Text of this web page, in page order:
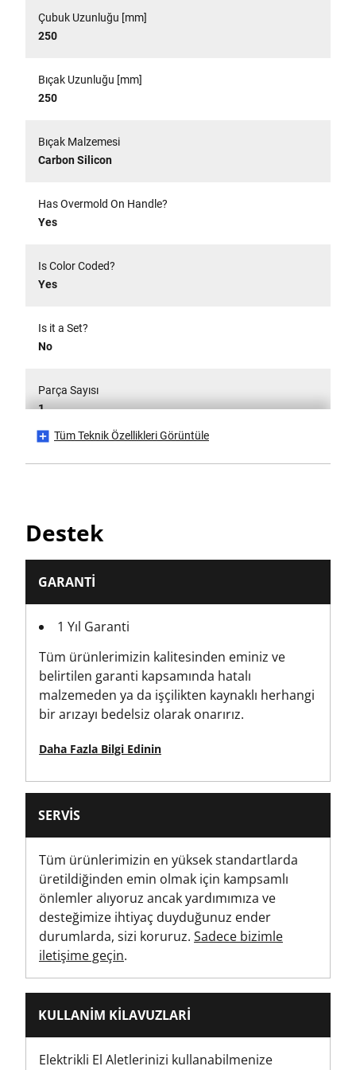
Çubuk Uzunluğu [mm]
250
Bıçak Uzunluğu [mm]
250
Bıçak Malzemesi
Carbon Silicon
Has Overmold On Handle?
Yes
Is Color Coded?
Yes
Is it a Set?
No
Parça Sayısı
1
PH2
Ürün Yüksekliği [mm]
412
Ürün Paketleme Stili
Asılı Kart
6
Brüt Ürün Ağırlığı [g]
117
Ürün Genişliği [mm]
Tornavida Kolu Tipi
Tüm Teknik Özellikleri Görüntüle
Destek
GARANTI
1 Yıl Garanti
Tüm ürünlerimizin kalitesinden eminiz ve
belirtilen garanti kapsamında hatalı
malzemeden ya da işçilikten kaynaklı herhangi
bir arızayı bedelsiz olarak onarırız.
Daha Fazla Bilgi Edinin
SERVIS
Tüm ürünlerimizin en yüksek standartlarda
üretildiğinden emin olmak için kampsamlı
önlemler alıyoruz ancak yardımımıza ve
desteğimize ihtiyaç duyduğunuz ender
durumlarda, sizi koruruz. Sadece bizimle
iletişime geçin.
KULLANIM KILAVUZLARI
Elektrikli El Aletlerinizi kullanabilmenize